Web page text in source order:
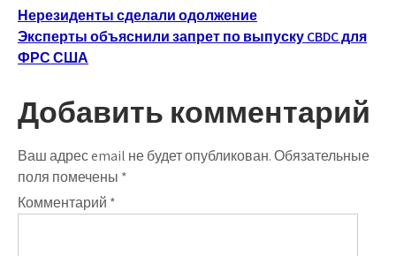
Навигация
по
Нерезиденты сделали одолжение
Эксперты объяснили запрет по выпуску CBDC для
ФРС США
Добавить комментарий
Ваш адрес email не будет опубликован.Обязательные
поля помечены *
Комментарий *